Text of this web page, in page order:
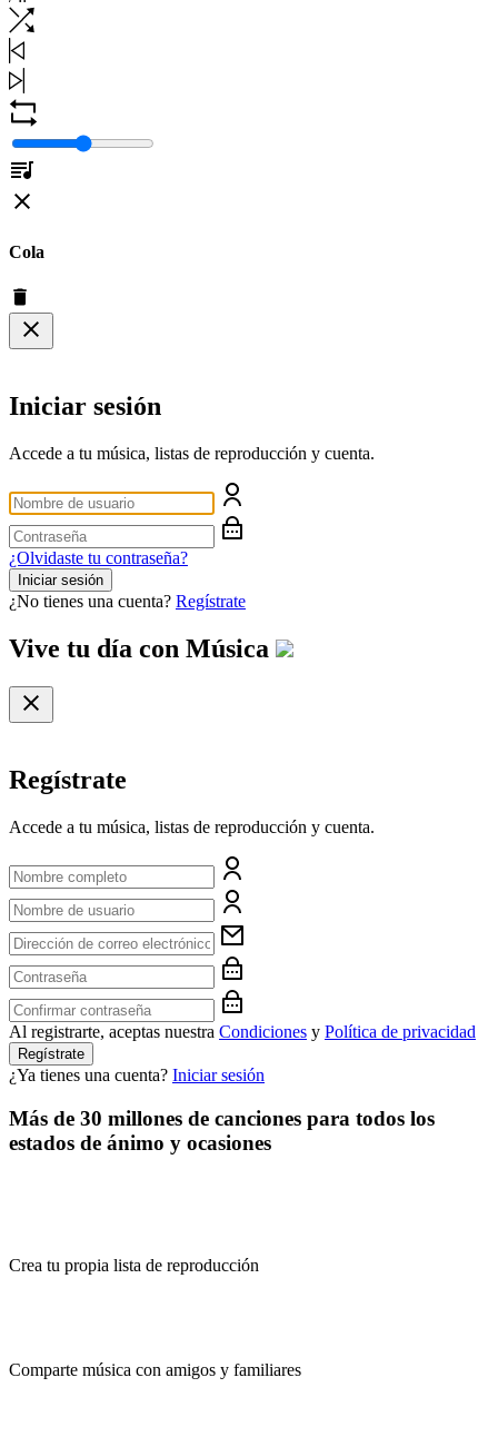
Cola
Iniciar sesión
Accede a tu música, listas de reproducción y cuenta.
¿Olvidaste tu contraseña?
Iniciar sesión
¿No tienes una cuenta? Regístrate
Vive tu día con Música
Regístrate
Accede a tu música, listas de reproducción y cuenta.
Al registrarte, aceptas nuestra Condiciones y Política de privacidad
Regístrate
¿Ya tienes una cuenta? Iniciar sesión
Más de 30 millones de canciones para todos los
estados de ánimo y ocasiones
Crea tu propia lista de reproducción
Comparte música con amigos y familiares